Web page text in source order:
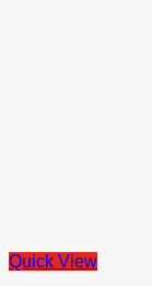
Quick View